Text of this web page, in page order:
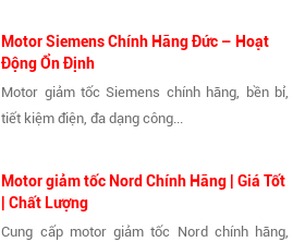
Motor Siemens Chính Hãng Đức – Hoạt
Động Ổn Định
Motor giảm tốc Siemens chính hãng, bền bỉ,
tiết kiệm điện, đa dạng công...
Motor giảm tốc Nord Chính Hãng | Giá Tốt
| Chất Lượng
Cung cấp motor giảm tốc Nord chính hãng,